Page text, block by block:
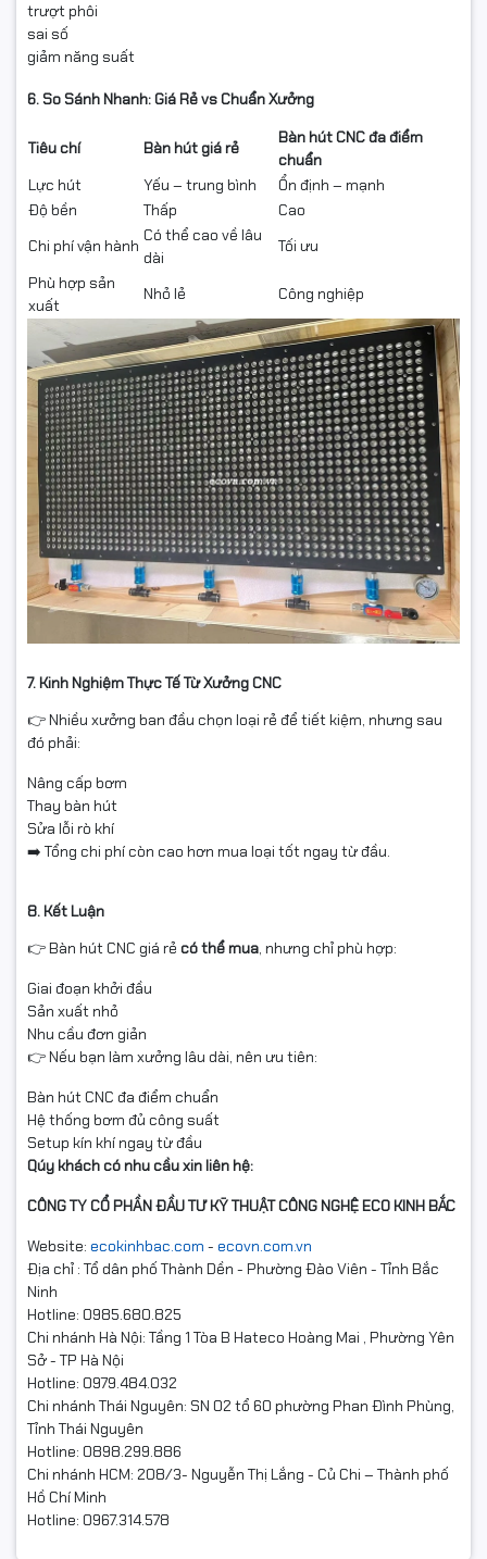
trượt phôi
sai số
giảm năng suất
6. So Sánh Nhanh: Giá Rẻ vs Chuẩn Xưởng
Tiêu chí Bàn hút giá rẻ
Bàn hút CNC đa điểm
chuẩn
Lực hút
Yếu – trung bình
Ổn định – mạnh
Độ bền
Thấp
Cao
Chi phí vận hành
Có thể cao về lâu
dài
Tối ưu
Phù hợp sản
xuất
Nhỏ lẻ Công nghiệp
7. Kinh Nghiệm Thực Tế Từ Xưởng CNC
👉 Nhiều xưởng ban đầu chọn loại rẻ để tiết kiệm, nhưng sau
đó phải:
Nâng cấp bơm
Thay bàn hút
Sửa lỗi rò khí
➡️ Tổng chi phí còn cao hơn mua loại tốt ngay từ đầu.
8. Kết Luận
👉 Bàn hút CNC giá rẻ có thể mua, nhưng chỉ phù hợp:
Giai đoạn khởi đầu
Sản xuất nhỏ
Nhu cầu đơn giản
👉 Nếu bạn làm xưởng lâu dài, nên ưu tiên:
Bàn hút CNC đa điểm chuẩn
Hệ thống bơm đủ công suất
Setup kín khí ngay từ đầu
Qúy khách có nhu cầu xin liên hệ:
CÔNG TY CỔ PHẦN ĐẦU TƯ KỸ THUẬT CÔNG NGHỆ ECO KINH BẮC
Website: ecokinhbac.com - ecovn.com.vn
Địa chỉ : Tổ dân phố Thành Dền - Phường Đào Viên - Tỉnh Bắc
Ninh
Hotline: 0985.680.825
Chi nhánh Hà Nội: Tầng 1 Tòa B Hateco Hoàng Mai , Phường Yên
Sở - TP Hà Nội
Hotline: 0979.484.032
Chi nhánh Thái Nguyên: SN 02 tổ 60 phường Phan Đình Phùng,
Tỉnh Thái Nguyên
Hotline: 0898.299.886
Chi nhánh HCM: 208/3- Nguyễn Thị Lắng - Củ Chi – Thành phố
Hồ Chí Minh
Hotline: 0967.314.578